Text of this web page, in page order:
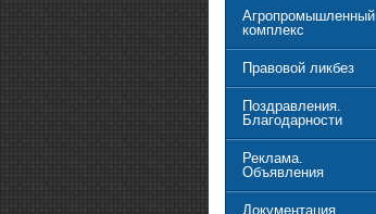
Агропромышленный
комплекс
Правовой ликбез
Поздравления.
Благодарности
Реклама.
Объявления
Документация